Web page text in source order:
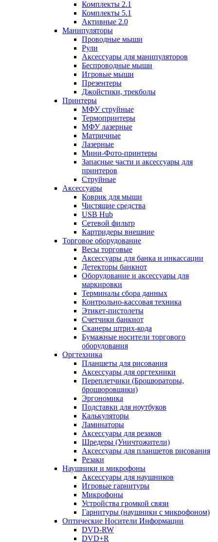
Комплекты 2.1
Комплекты 5.1
Активные 2.0
Манипуляторы
Проводные мыши
Рули
Аксессуары для манипуляторов
Беспроводные мыши
Игровые мыши
Презентеры
Джойстики, трекболы
Принтеры
МФУ струйные
Термопринтеры
МФУ лазерные
Матричные
Лазерные
Мини-Фото-принтеры
Запасные части и аксессуары для
принтеров
Струйные
Аксессуары
Коврик для мыши
Чистящие средства
USB Hub
Сетевой фильтр
Картридеры внешние
Торговое оборудование
Весы торговые
Аксессуары для банка и инкассации
Детекторы банкнот
Оборудование и аксессуары для
маркировки
Терминалы сбора данных
Контрольно-кассовая техника
Этикет-пистолеты
Счетчики банкнот
Сканеры штрих-кода
Бумажные носители торгового
оборудования
Оргтехника
Планшеты для рисования
Аксессуары для оргтехники
Переплетчики (Брошюраторы,
брошюровщики)
Эргономика
Подставки для ноутбуков
Калькуляторы
Ламинаторы
Аксессуары для резаков
Шредеры (Уничтожители)
Аксессуары для планшетов рисования
Резаки
Наушники и микрофоны
Аксессуары для наушников
Игровые гарнитуры
Микрофоны
Устройства громкой связи
Гарнитуры (наушники с микрофоном)
Оптические Носители Информации
DVD-RW
DVD+R